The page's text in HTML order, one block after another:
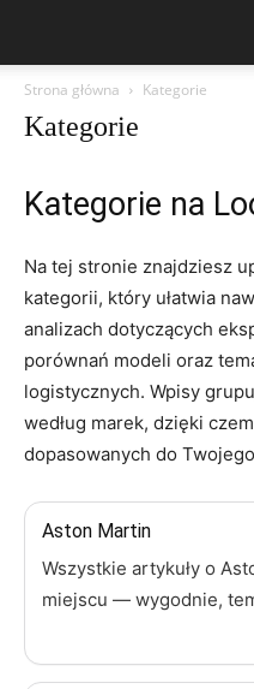
Strona główna Kategorie
Kategorie
Kategorie na
Na tej stronie znajdziesz
kategorii, który ułatwia
analizach dotyczących
porównań modeli oraz
logistycznych. Wpisy
według marek, dzięki
dopasowanych do
Aston Martin
Wszystkie artykuły o
miejscu — wygodnie,